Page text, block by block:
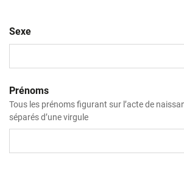
Sexe
Prénoms
Tous les prénoms figurant sur l’acte de
séparés d’une virgule